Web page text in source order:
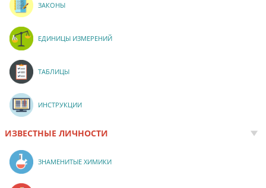
ЗАКОНЫ
ЕДИНИЦЫ ИЗМЕРЕНИЙ
ТАБЛИЦЫ
ИНСТРУКЦИИ
ИЗВЕСТНЫЕ ЛИЧНОСТИ
ЗНАМЕНИТЫЕ ХИМИКИ